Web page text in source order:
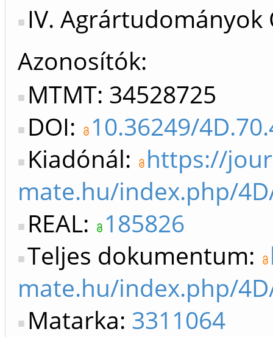
IV. Agrártudományok
Azonosítók
MTMT: 34528725
DOI: 10.36249/
Kiadónál: https://
mate.hu/index.php/
REAL: 185826
Teljes dokumentum:
mate.hu/index.php/
Matarka: 3311064